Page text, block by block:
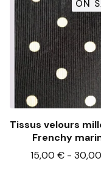
ON
Tissus velours
Frenchy
15,00 €- 30,00